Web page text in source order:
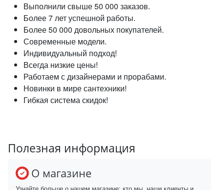
Выполнили свыше 50 000 заказов.
Более 7 лет успешной работы.
Более 50 000 довольных покупателей.
Современные модели.
Индивидуальный подход!
Всегда низкие цены!
Работаем с дизайнерами и прорабами.
Новинки в мире сантехники!
Гибкая система скидок!
Полезная информация
О магазине